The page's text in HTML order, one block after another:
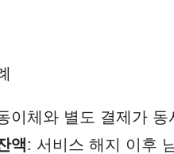
이체와 별도 결제가
액: 서비스 해지 이후